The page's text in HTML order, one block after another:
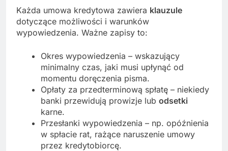
Każda umowa kredytowa zawiera klauzule
dotyczące możliwości i warunków
wypowiedzenia. Ważne zapisy to:
Okres wypowiedzenia – wskazujący
minimalny czas, jaki musi upłynąć od
momentu doręczenia pisma.
Opłaty za przedterminową spłatę – niekiedy
banki przewidują prowizje lub odsetki
karne.
Przesłanki wypowiedzenia – np. opóźnienia
w spłacie rat, rażące naruszenie umowy
przez kredytobiorcę.